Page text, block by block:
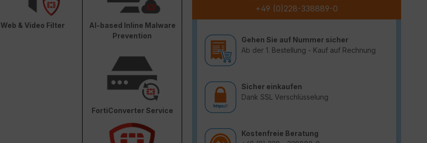
+49 (0)228-338889-0
Gehen Sie auf Nummer sicher
Ab der 1. Bestellung - Kauf auf Rechnung
Sicher einkaufen
Dank SSL Verschlüsselung
Kostenfreie Beratung
Web & Video Filter
AI-based Inline Malware
Prevention
FortiConverter Service